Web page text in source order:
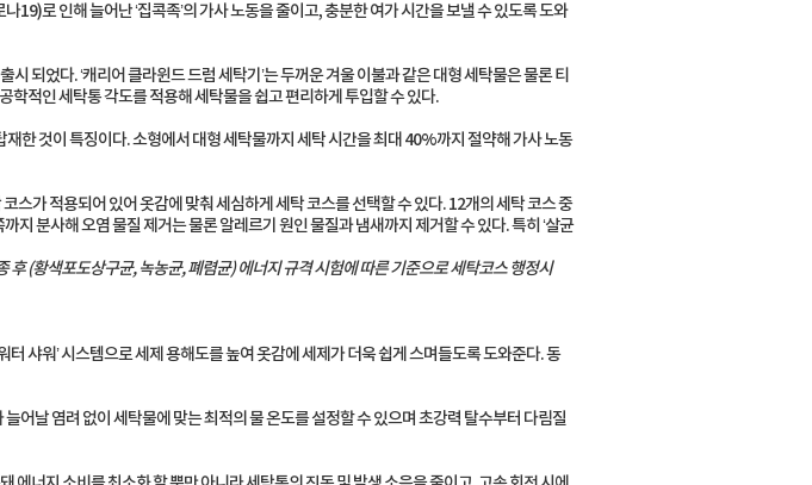
로 인해 늘어난 ‘집콕족’의 가사 노동을 줄이고, 충분한 여가 시간을 보낼 수 있도록 도와
되었다. ‘캐리어 클라윈드 드럼 세탁기’는 두꺼운 겨울 이불과 같은 대형 세탁물은 물론 티
적인 세탁통 각도를 적용해 세탁물을 쉽고 편리하게 투입할 수 있다.
한 것이 특징이다. 소형에서 대형 세탁물까지 세탁 시간을 최대 40%까지 절약해 가사 노동
스가 적용되어 있어 옷감에 맞춰 세심하게 세탁 코스를 선택할 수 있다. 12개의 세탁 코스 중
지 분사해 오염 물질 제거는 물론 알레르기 원인 물질과 냄새까지 제거할 수 있다. 특히 ‘살균
(황색포도상구균, 녹농균, 폐렴균) 에너지 규격 시험에 따른 기준으로 세탁코스 행정시
샤워’ 시스템으로 세제 용해도를 높여 옷감에 세제가 더욱 쉽게 스며들도록 도와준다. 동
어날 염려 없이 세탁물에 맞는 최적의 물 온도를 설정할 수 있으며 초강력 탈수부터 다림질